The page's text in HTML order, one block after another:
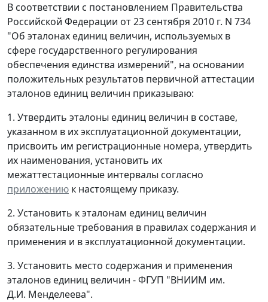
В соответствии с постановлением Правительства
Российской Федерации от 23 сентября 2010 г. N 734
"Об эталонах единиц величин, используемых в
сфере государственного регулирования
обеспечения единства измерений", на основании
положительных результатов первичной аттестации
эталонов единиц величин приказываю:
1. Утвердить эталоны единиц величин в составе,
указанном в их эксплуатационной документации,
присвоить им регистрационные номера, утвердить
их наименования, установить их
межаттестационные интервалы согласно
приложению к настоящему приказу.
2. Установить к эталонам единиц величин
обязательные требования в правилах содержания и
применения и в эксплуатационной документации.
3. Установить место содержания и применения
эталонов единиц величин - ФГУП "ВНИИМ им.
Д.И. Менделеева".